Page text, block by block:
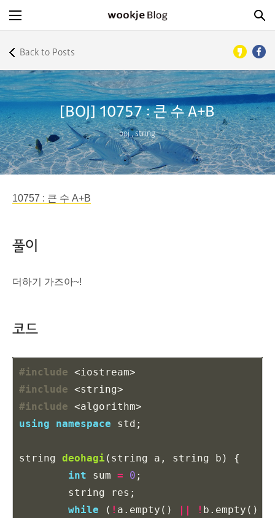
Back to Posts
[BOJ] 10757 : 큰 수 A+B
boj ,string
10757 : 큰 수 A+B
풀이
더하기 가즈아~!
코드
#include <iostream>
#include <string>
#include <algorithm>
using
namespace std ;
string deohagi ( string a , string b )
{
int
sum = 0 ;
string
res ;
while
( ! a . empty () || ! b . empty ()